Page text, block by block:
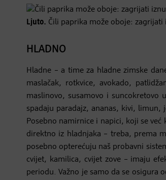
Ljuto. Čili paprika može oboje:
HLADNO
Hladne – a time za hladne zimske
maslačak, rotkvice, avokado,
maslinovo, susamovo i
spadaju paradajz, ananas, kivi, limun,
Posebno namirnice i napici, koji se
direktno iz hladnjaka – treba, prema
posebno opterećuju naš probavni
cvijet, kamilica, cvijet zove – imaju
periodu. Važno je samo da se osigura